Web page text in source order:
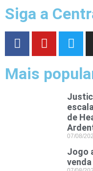
Siga a
Mais
de
07/08/
Jogo